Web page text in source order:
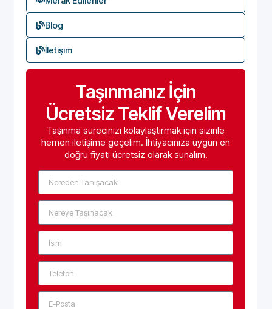
Blog
İletişim
Taşınmanız İçin
Ücretsiz Teklif Verelim
Taşınma sürecinizi kolaylaştırmak için sizinle
hemen iletişime geçelim. İhtiyacınıza uygun en
doğru fiyatı ücretsiz olarak sunalım.